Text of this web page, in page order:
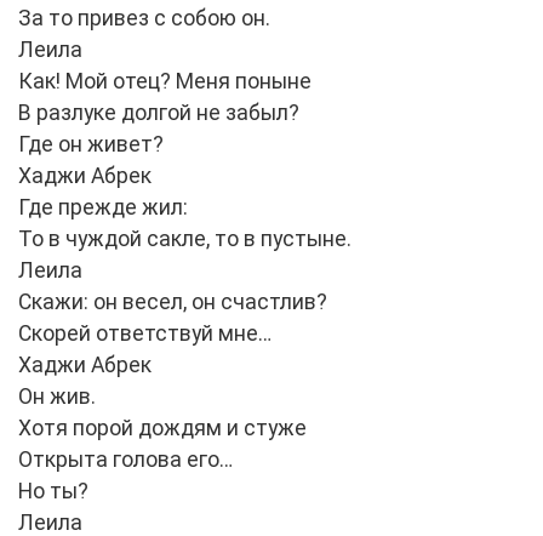
За то привез с собою он.
Леила
Как! Мой отец? Меня поныне
В разлуке долгой не забыл?
Где он живет?
Хаджи Абрек
Где прежде жил:
То в чуждой сакле, то в пустыне.
Леила
Скажи: он весел, он счастлив?
Скорей ответствуй мне…
Хаджи Абрек
Он жив.
Хотя порой дождям и стуже
Открыта голова его…
Но ты?
Леила